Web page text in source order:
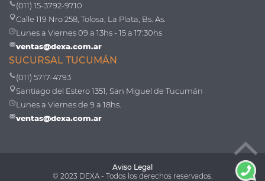
(011) 15-3792-9710
Calle 119 Nro 258, Tolosa, La Plata, Bs. As.
Lunes a Viernes 09 a 13hs - 15 a 17:30hs
ventas@dexa.com.ar
SUCURSAL TUCUMÁN
(011) 5717-4793
Santiago del Estero 1351, San Miguel de Tucumán
Lunes a Viernes de 9 a 18hs.
ventas@dexa.com.ar
Aviso Legal
© 2023 DEXA - Todos los derechos reservados.